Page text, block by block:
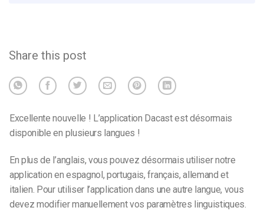
Share this post
Excellente nouvelle ! L’application Dacast est désormais
disponible en plusieurs langues !
En plus de l’anglais, vous pouvez désormais utiliser notre
application en espagnol, portugais, français, allemand et
italien. Pour utiliser l’application dans une autre langue, vous
devez modifier manuellement vos paramètres linguistiques.